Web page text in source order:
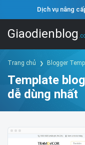
Dịch vụ nâng
Giaodienblog
Trang chủ Blogger
Template
dễ dùng nhất